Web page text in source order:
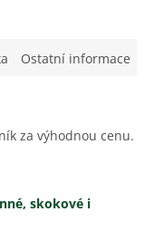
Ostatní informace
za výhodnou cenu.
skokové i